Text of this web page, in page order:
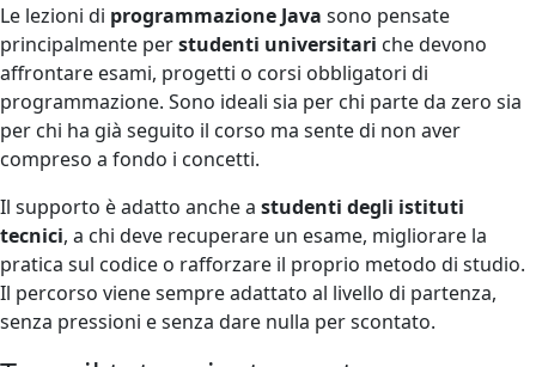
Le lezioni di programmazione Java sono pensate
principalmente perstudenti universitari che devono
affrontare esami, progetti o corsi obbligatori di
programmazione. Sono ideali sia per chi parte da zero sia
per chi ha già seguito il corso ma sente di non aver
compreso a fondo i concetti.
Il supporto è adatto anche a studenti degli istituti
tecnici, a chi deve recuperare un esame, migliorare la
pratica sul codice o rafforzare il proprio metodo di studio.
Il percorso viene sempre adattato al livello di partenza,
senza pressioni e senza dare nulla per scontato.